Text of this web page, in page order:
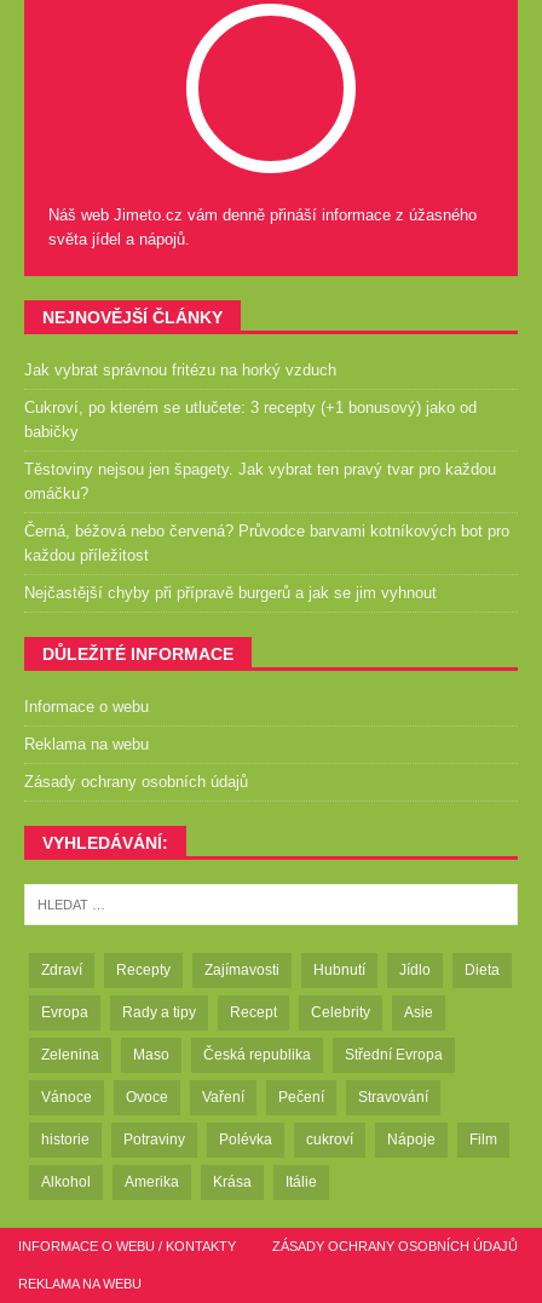
Náš web Jimeto.cz vám denně přináší informace z úžasného
světa jídel a nápojů.
NEJNOVĚJŠÍ ČLÁNKY
Jak vybrat správnou fritézu na horký vzduch
Cukroví, po kterém se utlučete: 3 recepty (+1 bonusový) jako od
babičky
Těstoviny nejsou jen špagety. Jak vybrat ten pravý tvar pro každou
omáčku?
Černá, béžová nebo červená? Průvodce barvami kotníkových bot pro
každou příležitost
Nejčastější chyby při přípravě burgerů a jak se jim vyhnout
DŮLEŽITÉ INFORMACE
Informace o webu
Reklama na webu
Zásady ochrany osobních údajů
VYHLEDÁVÁNÍ:
Zdraví Recepty Zajímavosti Hubnutí Jídlo Dieta
Evropa Rady a tipy Recept Celebrity Asie
Zelenina Maso Česká republika Střední Evropa
Vánoce Ovoce Vaření Pečení Stravování
historie Potraviny Polévka cukroví Nápoje Film
Alkohol Amerika Krása Itálie
INFORMACE O WEBU / KONTAKTY ZÁSADY OCHRANY OSOBNÍCH ÚDAJŮ
REKLAMA NA WEBU